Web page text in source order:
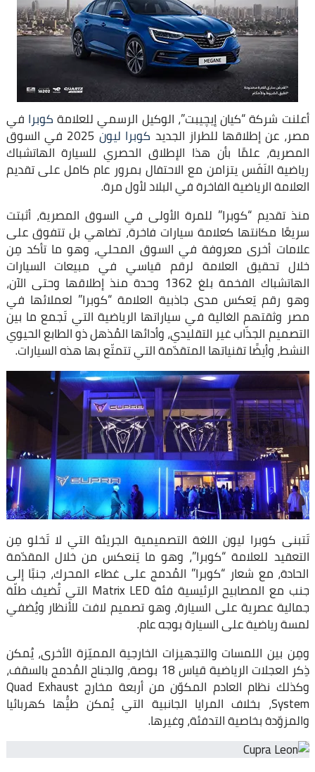
أعلنت شركة “كيان إيچيبت”، الوكيل الرسمي للعلامةكوبرا في
مصر، عن إطلاقها للطراز الجديد كوبرا ليون 2025 في السوق
المصرية، علمًا بأن هذا الإطلاق الحصري للسيارة الهاتشباك
رياضية النَفَس يتزامن مع الاحتفال بمرور عام كامل على تقديم
العلامة الرياضية الفاخرة في البلاد لأول مرة.
منذ تقديم “كوبرا” للمرة الأولى في السوق المصرية، أثبتت
سريعًا مكانتها كعلامة سيارات فاخرة، تضاهي بل تتفوق على
علامات أخرى معروفة في السوق المحلي، وهو ما تأكد مِن
خلال تحقيق العلامة لرقم قياسي في مبيعات السيارات
الهاتشباك الفخمة بلغ 1362 وحدة منذ إطلاقها وحتى الآن،
وهو رقم يَعكس مدى جاذبية العلامة “كوبرا” لعملائها في
مصر وثقتهم الغالية في سياراتها الرياضية التي تَجمع ما بين
التصميم الجذّاب غير التقليدي، وأدائها المُذهل ذو الطابع الحيوي
النشط، وأيضًا تقنياتها المتقدّمة التي تتمتّع بها هذه السيارات.
تَتبنى كوبرا ليون اللغة التصميمية الجريئة التي لا تَخلو مِن
التعقيد للعلامة “كوبرا”، وهو ما يَنعكس من خلال المقدّمة
الحادة، مع شعار “كوبرا” المُدمج على غطاء المحرك، جنبًا إلى
جنب مع المصابيح الرئيسية فئة Matrix LED التي تُضيف طلّة
جمالية عصرية على السيارة، وهو تصميم لافت للأنظار ويُضفي
لمسة رياضية على السيارة بوجه عام.
ومِن بين اللمسات والتجهيزات الخارجية المميّزة الأخرى، يُمكن
ذِكر العجلات الرياضية قياس 18 بوصة، والجناح المُدمج بالسقف،
وكذلك نظام العادم المكوّن من أربعة مخارج Quad Exhaust
System، بخلاف المرايا الجانبية التي يُمكن طيُّها كهربائيا
والمزوّدة بخاصية التدفئة، وغيرها.